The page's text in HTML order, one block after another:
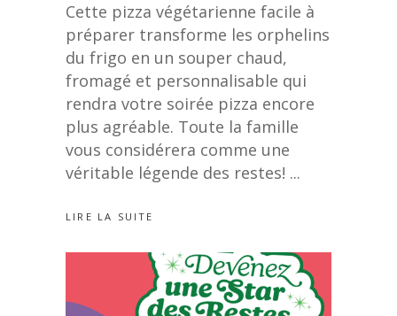
Cette pizza végétarienne facile à
préparer transforme les orphelins
du frigo en un souper chaud,
fromagé et personnalisable qui
rendra votre soirée pizza encore
plus agréable. Toute la famille
vous considérera comme une
véritable légende des restes!
LIRE LA SUITE